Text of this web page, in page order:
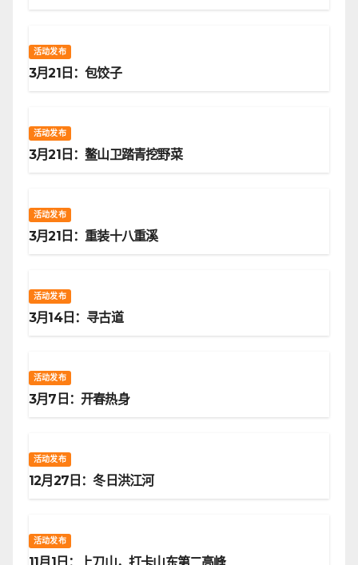
活动发布
3月21日：包饺子
活动发布
3月21日：鳌山卫踏青挖野菜
活动发布
3月21日：重装十八重溪
活动发布
3月14日：寻古道
活动发布
3月7日：开春热身
活动发布
12月27日：冬日洪江河
活动发布